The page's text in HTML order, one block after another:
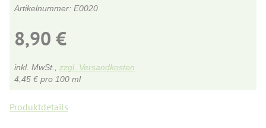
E0020
8,90 €
inkl. MwSt., zzgl. Versandkosten
4,45 € pro 100 ml
Produktdetails